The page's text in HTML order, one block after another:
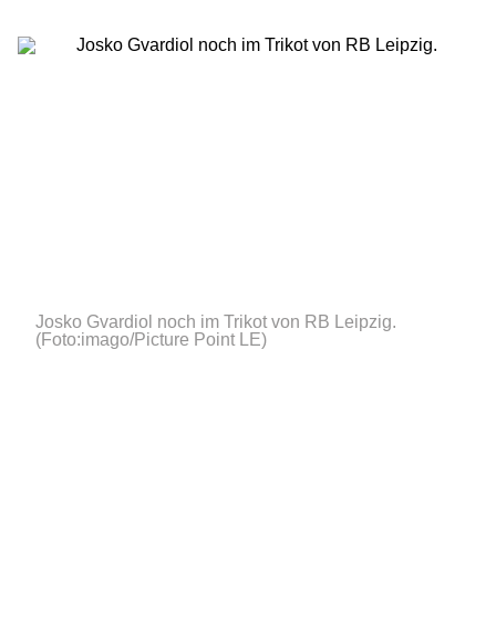
Josko Gvardiol noch im Trikot von RB Leipzig.
(Foto:imago/Picture Point LE)